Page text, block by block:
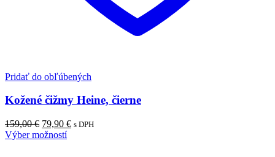
Pridať do obľúbených
Kožené čižmy Heine, čierne
159,00€ Pôvodná
cena
79,90 €Aktuálna
s DPH
Výber možností